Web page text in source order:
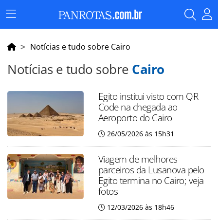
Menu
Principal
Notícias e tudo sobre Cairo
Notícias e tudo sobre Cairo
Egito institui visto com QR
Code na chegada ao
Aeroporto do Cairo
26/05/2026 às 15h31
Viagem de melhores
parceiros da Lusanova pelo
Egito termina no Cairo; veja
fotos
12/03/2026 às 18h46